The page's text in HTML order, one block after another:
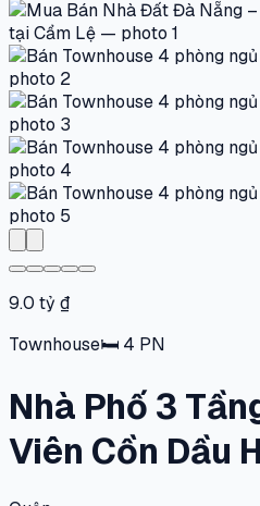
9.0 tỷ ₫
Townhouse🛏 4 PN
Nhà Phố 3
Viên Cồn Dầu